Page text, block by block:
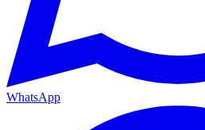
WhatsApp